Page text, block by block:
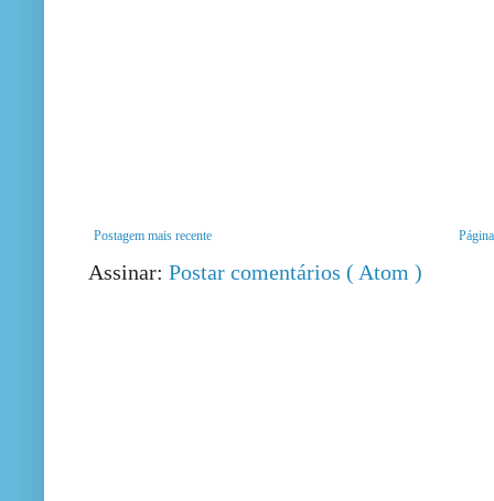
Postagem mais recente
Assinar: Postar comentários ( Atom )